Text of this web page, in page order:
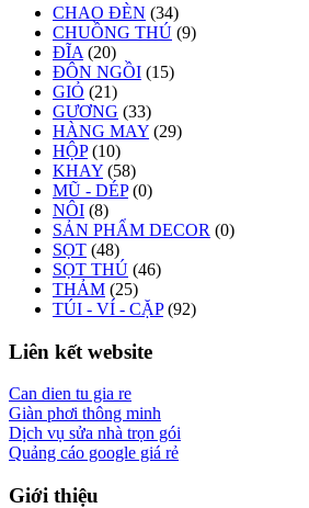
CHAO ĐÈN (34)
CHUỒNG THÚ (9)
ĐĨA (20)
ĐÔN NGỒI (15)
GIỎ (21)
GƯƠNG (33)
HÀNG MAY (29)
HỘP (10)
KHAY (58)
MŨ - DÉP (0)
NÔI (8)
SẢN PHẨM DECOR (0)
SỌT (48)
SỌT THÚ (46)
THẢM (25)
TÚI - VÍ - CẶP (92)
Liên kết website
Can dien tu gia re
Giàn phơi thông minh
Dịch vụ sửa nhà trọn gói
Quảng cáo google giá rẻ
Giới thiệu